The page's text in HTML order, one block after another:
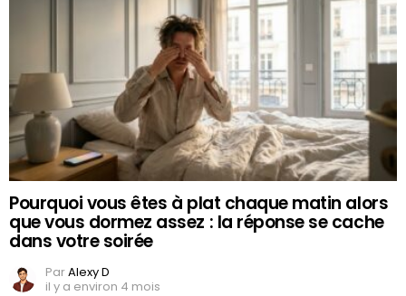
Pourquoi vous êtes à plat chaque matin alors
que vous dormez assez : la réponse se cache
dans votre soirée
ParAlexy D
il y a environ 4 mois